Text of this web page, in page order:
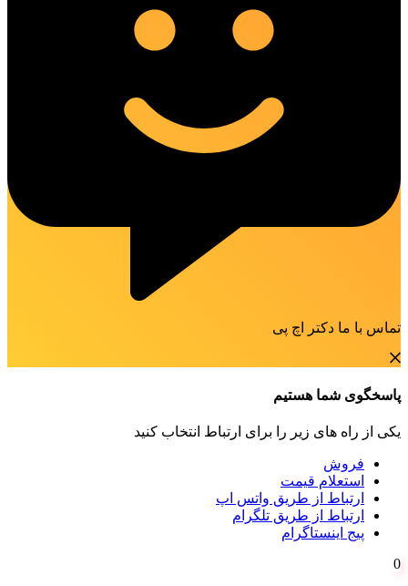
تماس با ما دکتر اچ پی
پاسخگوی شما هستیم
یکی از راه های زیر را برای ارتباط انتخاب کنید
فروش
استعلام قیمت
ارتباط از طریق واتس اپ
ارتباط از طریق تلگرام
پیج اینستاگرام
0